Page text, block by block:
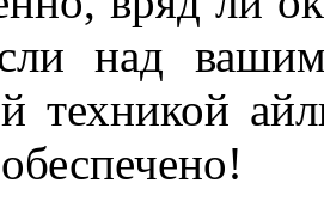
над
техникой